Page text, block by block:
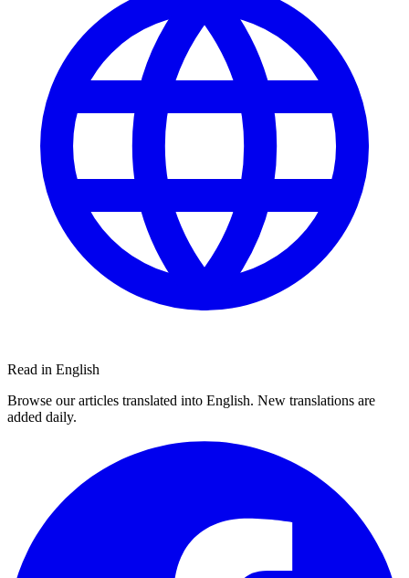
Read in English
Browse our articles translated into English. New translations are
added daily.